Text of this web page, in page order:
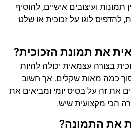
ועיצובים אישיים, להוסיף
להדפיס לוגו על זכוכית או שלט
את תמונת הזכוכית?
בצורה עצמאית יכולה להיות
כמה מאות שקלים. אך חשוב
את זה על בסיס יומי ומביאים את
הכי מקצועית שיש.
את התמונה?